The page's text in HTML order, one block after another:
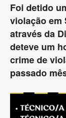
Foi detido
violação em
através da
deteve um
crime de
passado